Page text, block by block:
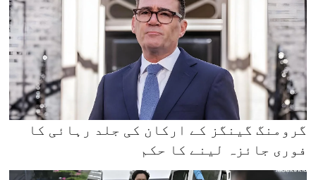
گرومنگ گینگز کے ارکان کی جلد رہائی کا
فوری جائزہ لینے کا حکم